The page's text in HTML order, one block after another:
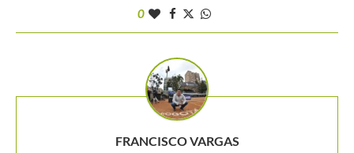
0
FRANCISCO VARGAS